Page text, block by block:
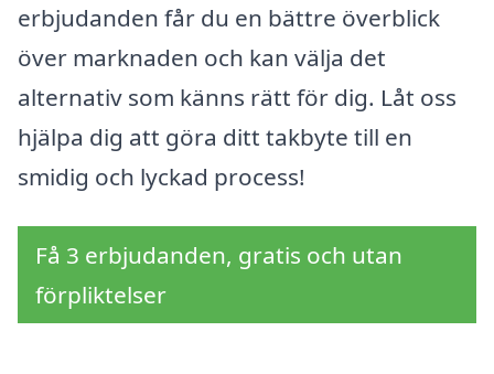
erbjudanden får du en bättre överblick
över marknaden och kan välja det
alternativ som känns rätt för dig. Låt oss
hjälpa dig att göra ditt takbyte till en
smidig och lyckad process!
Få 3 erbjudanden, gratis och utan
förpliktelser